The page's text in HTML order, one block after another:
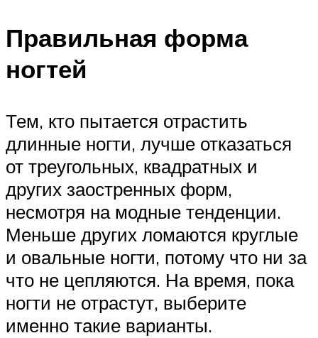
Правильная форма
ногтей
Тем, кто пытается отрастить
длинные ногти, лучше отказаться
от треугольных, квадратных и
других заостренных форм,
несмотря на модные тенденции.
Меньше других ломаются круглые
и овальные ногти, потому что ни за
что не цепляются. На время, пока
ногти не отрастут, выберите
именно такие варианты.